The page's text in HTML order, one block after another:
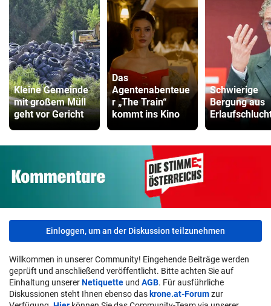
Fernseher Vergleich
ZUM VERGLEICH
Fritz Repeater Vergleich
ZUM VERGLEICH
Gaming Laptop Vergleich
ZUM VERGLEICH
Kleine Gemeinde
mit großem Müll
geht vor Gericht
Das
Agentenabenteue
r „The Train“
kommt ins Kino
Schwierige
Bergung aus
Einloggen, um an der Diskussion teilzunehmen
Willkommen in unserer Community! Eingehende Beiträge werden
geprüft und anschließend veröffentlicht. Bitte achten Sie auf
Einhaltung unsererNetiquette und AGB. Für ausführliche
Diskussionen steht Ihnen ebenso das krone.at-Forumzur